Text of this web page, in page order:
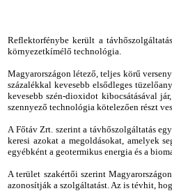
Reflektorfénybe került a
környezetkímélő technológia.
Magyarországon létező, teljes körű
százalékkal kevesebb elsődleges
kevesebb szén-dioxidot kibocsátásával
szennyező technológia kötelezően részt
A Főtáv Zrt. szerint a távhőszolgáltatás
keresi azokat a megoldásokat, amelyek
egyébként a geotermikus energia és a
A terület szakértői szerint
azonosítják a szolgáltatást. Az is tévhit,